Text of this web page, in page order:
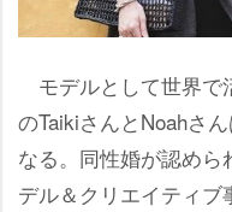
モデルとして世界で
のTaikiさんとNoahさ
なる。同性婚が認めら
デル＆クリエイティ